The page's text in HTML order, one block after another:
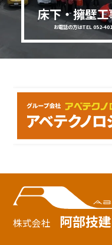
床下・擁壁
お電話の方はTEL 052-
株式会社 阿部技建